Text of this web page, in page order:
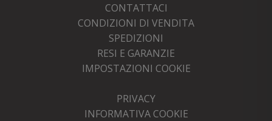
CONTATTACI
CONDIZIONI DI VENDITA
SPEDIZIONI
RESI E GARANZIE
IMPOSTAZIONI COOKIE
PRIVACY
INFORMATIVA COOKIE